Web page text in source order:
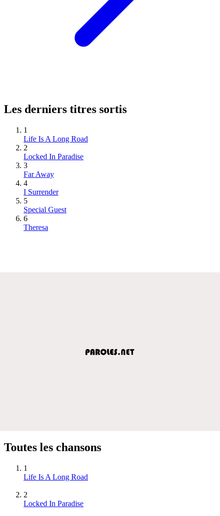
Les derniers titres sortis
1
Life Is A Long Road
2
Locked In Paradise
3
Far Away
4
I Surrender
5
Special Guest
6
Theresa
Toutes les chansons
1
Life Is A Long Road
2
Locked In Paradise